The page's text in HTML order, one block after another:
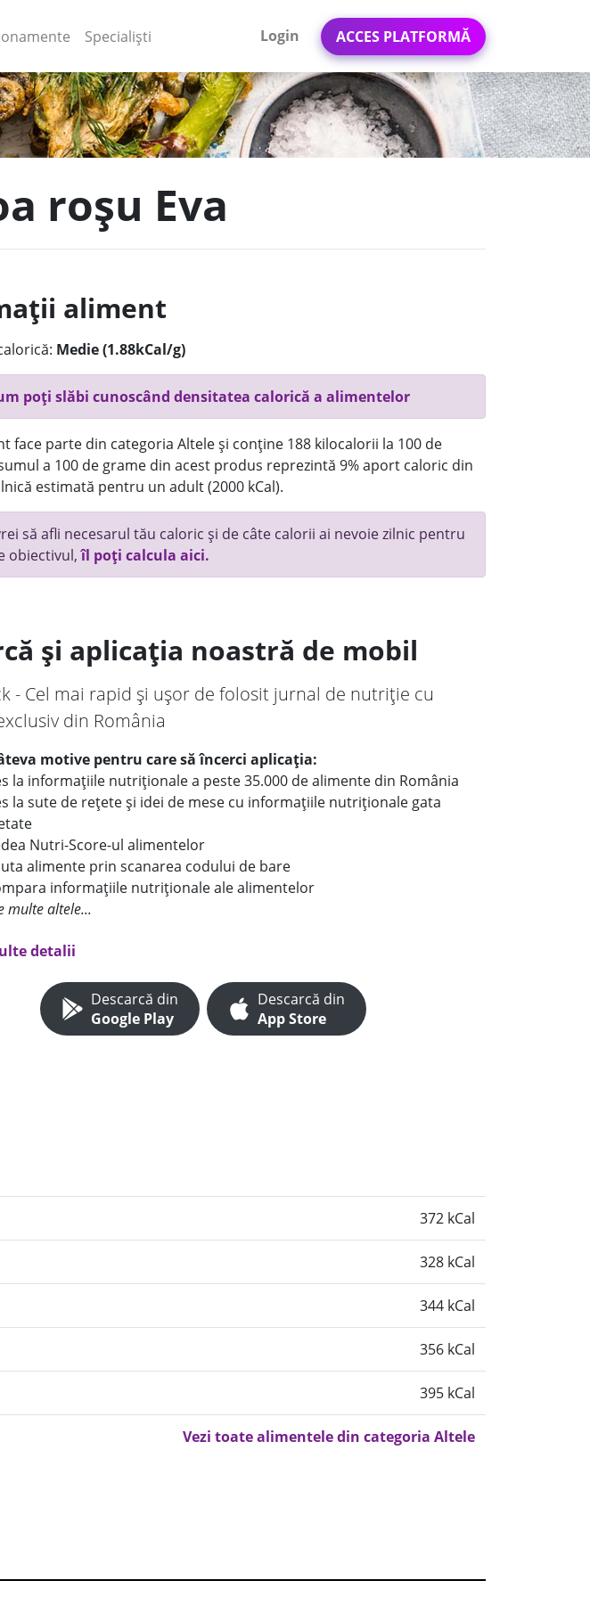
Specialiști Login ACCES PLATFORMĂ
roșu Eva
aliment
Medie (1.88kCal/g)
poți slăbi cunoscând densitatea calorică a alimentelor
face parte din categoria Altele și conține 188 kilocalorii la 100 de
a 100 de grame din acest produs reprezintă 9% aport caloric din
estimată pentru un adult (2000 kCal).
să afli necesarul tău caloric și de câte calorii ai nevoie zilnic pentru
obiectivul,îl poți calcula aici.
și aplicația noastră de mobil
- Cel mai rapid și ușor de folosit jurnal de nutriție cu
din România
motive pentru care să încerci aplicația:
la informațiile nutriționale a peste 35.000 de alimente din România
la sute de rețete și idei de mese cu informațiile nutriționale gata
Nutri-Score-ul alimentelor
alimente prin scanarea codului de bare
informațiile nutriționale ale alimentelor
multe altele...
detalii
Descarcă din
Google Play
Descarcă din
App Store
372 kCal
328 kCal
344 kCal
356 kCal
395 kCal
Vezi toate alimentele din categoria Altele